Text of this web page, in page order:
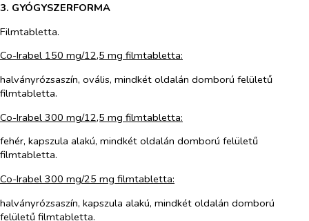
3. GYÓGYSZERFORMA
Filmtabletta.
Co-Irabel 150 mg/12,5 mg filmtabletta:
halványrózsaszín, ovális, mindkét oldalán domború felületű
filmtabletta.
Co-Irabel 300 mg/12,5 mg filmtabletta:
fehér, kapszula alakú, mindkét oldalán domború felületű
filmtabletta.
Co-Irabel 300 mg/25 mg filmtabletta:
halványrózsaszín, kapszula alakú, mindkét oldalán domború
felületű filmtabletta.